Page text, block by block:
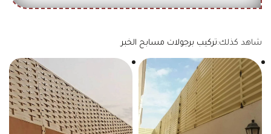
شاهد كذلك:تركيب برجولات مسابح الخبر